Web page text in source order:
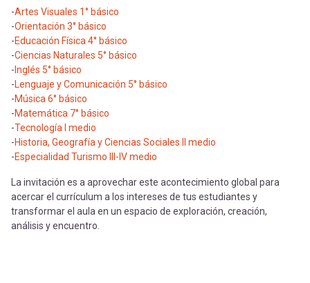
-Artes Visuales 1° básico
-Orientación 3° básico
-Educación Física 4° básico
-Ciencias Naturales 5° básico
-Inglés 5° básico
-Lenguaje y Comunicación 5° básico
-Música 6° básico
-Matemática 7° básico
-Tecnología I medio
-Historia, Geografía y Ciencias Sociales II medio
-Especialidad Turismo III-IV medio
La invitación es a aprovechar este acontecimiento global para
acercar el currículum a los intereses de tus estudiantes y
transformar el aula en un espacio de exploración, creación,
análisis y encuentro.